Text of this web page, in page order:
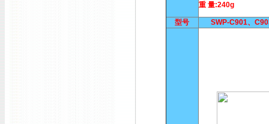
重 量:240g
型号 SWP-C901、